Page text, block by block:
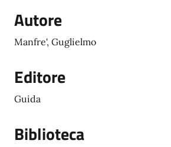
Autore
Manfre', Guglielmo
Editore
Guida
Biblioteca